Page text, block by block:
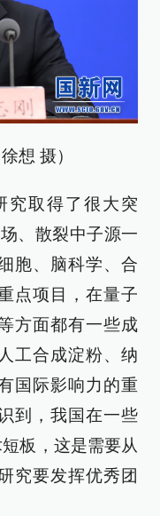
想 摄）
究取得了很大突
、散裂中子源一
胞、脑科学、合
点项目，在量子
方面都有一些成
工合成淀粉、纳
国际影响力的重
到，我国在一些
板，这是需要从
究要发挥优秀团